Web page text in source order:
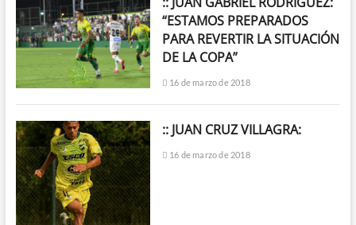
“ESTAMOS PREPARADOS
PARA REVERTIR LA SITUACIÓN
DE LA COPA”
16 de marzo de 2018
:: JUAN CRUZ VILLAGRA:
16 de marzo de 2018